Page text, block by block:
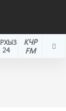
КЧР
FM
24